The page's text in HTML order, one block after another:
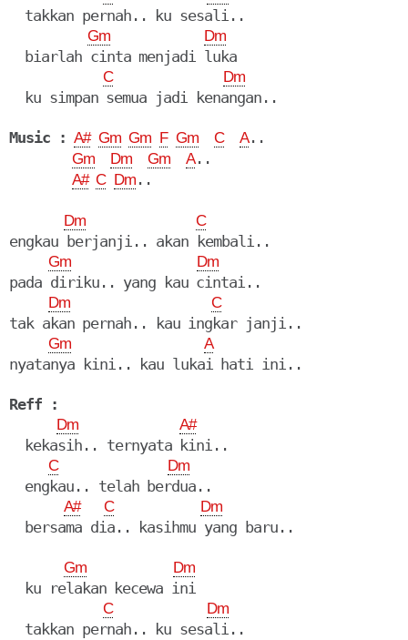
  takkan pernah.. ku sesali..
Gm Dm
  biarlah cinta menjadi luka
C Dm
  ku simpan semua jadi kenangan..
Music : A# Gm Gm F Gm C A..
Gm Dm Gm A..
A# C Dm ..
Dm C
engkau berjanji.. akan kembali..
Gm Dm
pada diriku.. yang kau cintai..
Dm C
tak akan pernah.. kau ingkar janji..
Gm A
nyatanya kini.. kau lukai hati ini..
Reff :
Dm A#
  kekasih.. ternyata kini..
C Dm
  engkau.. telah berdua..
A# C Dm
  bersama dia.. kasihmu yang baru..
Gm Dm
  ku relakan kecewa ini
C Dm
  takkan pernah.. ku sesali..